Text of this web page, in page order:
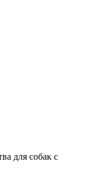
для собак с